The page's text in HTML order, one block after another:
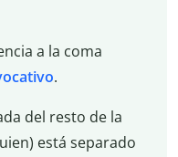
a la coma
.
del resto de la
está separado